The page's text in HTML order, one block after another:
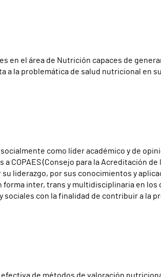
en el área de Nutrición capaces de
a la problemática de salud nutricional en
como líder académico y de
(Consejo para la Acreditación
liderazgo, por sus conocimientos y
inter, trans y multidisciplinaria en
con la finalidad de contribuir a la
de métodos de valoración